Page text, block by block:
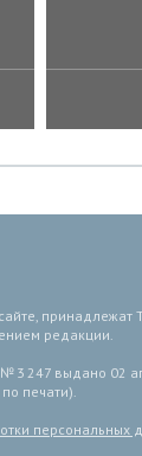
принадлежат
редакции.
3 247 выдано 02
печати).
персональных